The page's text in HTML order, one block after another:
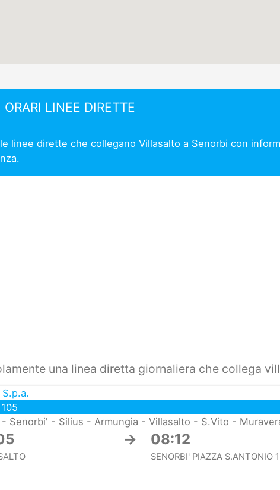
ORARI LINEE DIRETTE
linee dirette che collegano Villasalto a Senorbi con
una linea diretta giornaliera che collega
S.p.a.
- Senorbi' - Silius - Armungia - Villasalto - S.Vito -
→ 08:12
SENORBI' PIAZZA S.ANTONIO 1